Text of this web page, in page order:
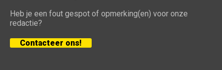
Heb je een fout gespot of opmerking(en) voor onze
redactie?
Contacteer ons!